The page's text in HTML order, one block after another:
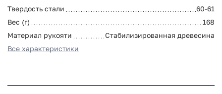
Твердость стали
60-61
Вес (г)
168
Материал рукояти
Стабилизированная древесина
Все характеристики